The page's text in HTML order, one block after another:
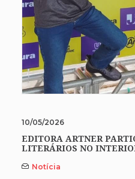
10/05/2026
EDITORA ARTNER
LITERÁRIOS NO
Notícia